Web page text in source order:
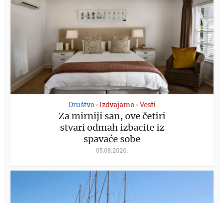
Društvo • Izdvajamo • Vesti
Za mirniji san, ove četiri
stvari odmah izbacite iz
spavaće sobe
05.08.2026.